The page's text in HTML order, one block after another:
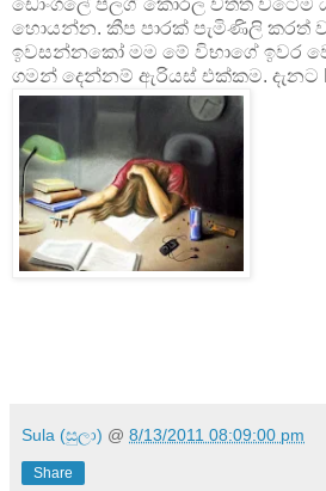
ඩොංගලේ ප්ලග් කොරල වත්ත
හොයන්න. කීප පාරක් පැමිණිලි කරත්
ඉවසන්නකෝ මම මේ විභාගේ ඉවර
ගමන් දෙන්නම් ඇරියස් එක්කම. දැනට
Sula (සුලා) @ 8/13/2011 08:09:00 pm
Share